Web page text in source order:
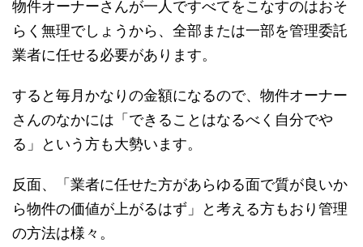
物件オーナーさんが一人ですべてをこなすのはおそ
らく無理でしょうから、全部または一部を管理委託
業者に任せる必要があります。
すると毎月かなりの金額になるので、物件オーナー
さんのなかには「できることはなるべく自分でや
る」という方も大勢います。
反面、「業者に任せた方があらゆる面で質が良いか
ら物件の価値が上がるはず」と考える方もおり管理
の方法は様々。